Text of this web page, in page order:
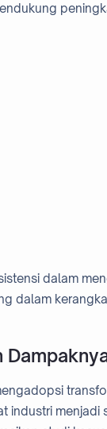
dalam
dalam kerangka